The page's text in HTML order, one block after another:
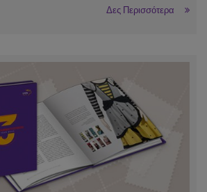
Δες Περισσότερα